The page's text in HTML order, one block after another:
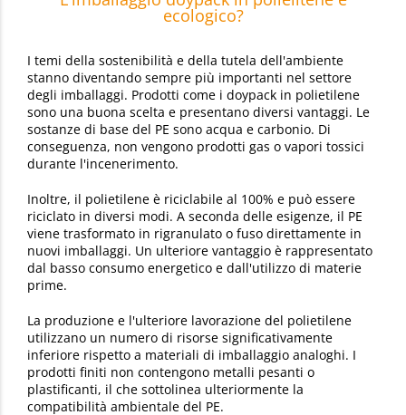
ecologico?
I temi della sostenibilità e della tutela dell'ambiente
stanno diventando sempre più importanti nel settore
degli imballaggi. Prodotti come i doypack in polietilene
sono una buona scelta e presentano diversi vantaggi. Le
sostanze di base del PE sono acqua e carbonio. Di
conseguenza, non vengono prodotti gas o vapori tossici
durante l'incenerimento.
Inoltre, il polietilene è riciclabile al 100% e può essere
riciclato in diversi modi. A seconda delle esigenze, il PE
viene trasformato in rigranulato o fuso direttamente in
nuovi imballaggi. Un ulteriore vantaggio è rappresentato
dal basso consumo energetico e dall'utilizzo di materie
prime.
La produzione e l'ulteriore lavorazione del polietilene
utilizzano un numero di risorse significativamente
inferiore rispetto a materiali di imballaggio analoghi. I
prodotti finiti non contengono metalli pesanti o
plastificanti, il che sottolinea ulteriormente la
compatibilità ambientale del PE.